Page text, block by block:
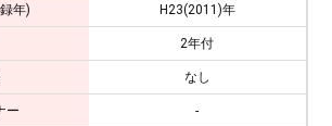
年) H23(2011)年
2年付
なし
ー -